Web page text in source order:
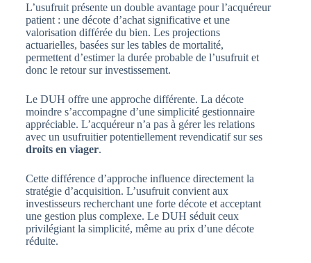
L’usufruit présente un double avantage pour l’acquéreur
patient : une décote d’achat significative et une
valorisation différée du bien. Les projections
actuarielles, basées sur les tables de mortalité,
permettent d’estimer la durée probable de l’usufruit et
donc le retour sur investissement.
Le DUH offre une approche différente. La décote
moindre s’accompagne d’une simplicité gestionnaire
appréciable. L’acquéreur n’a pas à gérer les relations
avec un usufruitier potentiellement revendicatif sur ses
droits en viager.
Cette différence d’approche influence directement la
stratégie d’acquisition. L’usufruit convient aux
investisseurs recherchant une forte décote et acceptant
une gestion plus complexe. Le DUH séduit ceux
privilégiant la simplicité, même au prix d’une décote
réduite.